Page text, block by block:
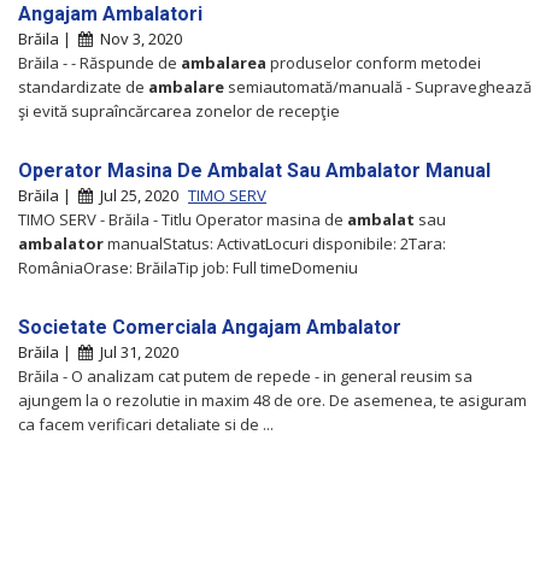
Angajam Ambalatori
Brăila |
Nov 3, 2020
Brăila - - Răspunde de ambalarea produselor conform metodei
standardizate de ambalare semiautomată/manuală - Supraveghează
şi evită supraîncărcarea zonelor de recepţie
Operator Masina De Ambalat Sau Ambalator Manual
Brăila | Jul 25, 2020 TIMO SERV
TIMO SERV - Brăila - Titlu Operator masina de ambalat sau
ambalatormanualStatus: ActivatLocuri disponibile: 2Tara:
RomâniaOrase: BrăilaTip job: Full timeDomeniu
Societate Comerciala Angajam Ambalator
Brăila |
Jul 31, 2020
Brăila - O analizam cat putem de repede - in general reusim sa
ajungem la o rezolutie in maxim 48 de ore. De asemenea, te asiguram
ca facem verificari detaliate si de ...